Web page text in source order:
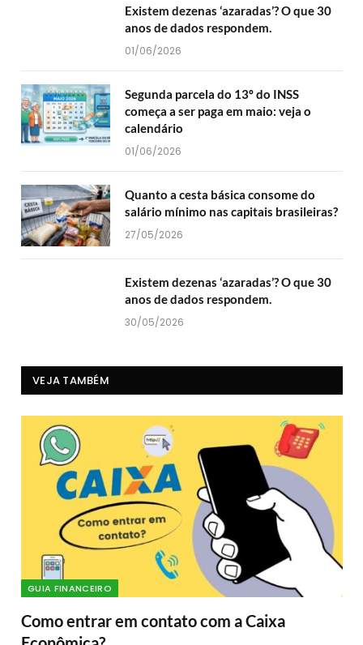
Existem dezenas ‘azaradas’? O que 30
anos de dados respondem.
01/06/2026
Segunda parcela do 13º do INSS
começa a ser paga em maio: veja o
calendário
01/06/2026
Quanto a cesta básica consome do
salário mínimo nas capitais brasileiras?
27/05/2026
Existem dezenas ‘azaradas’? O que 30
anos de dados respondem.
30/05/2026
VEJA TAMBÉM
GUIA FINANCEIRO
Como entrar em contato com a Caixa